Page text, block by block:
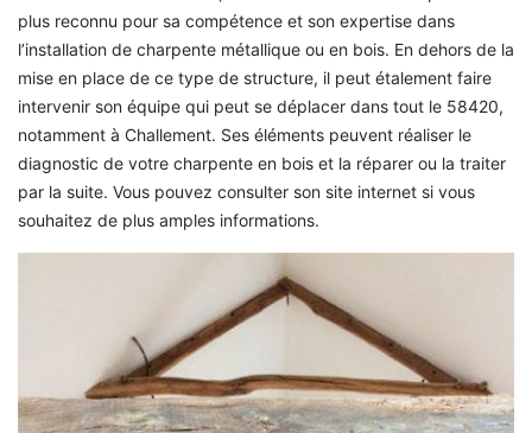
plus reconnu pour sa compétence et son expertise dans
l’installation de charpente métallique ou en bois. En dehors de la
mise en place de ce type de structure, il peut étalement faire
intervenir son équipe qui peut se déplacer dans tout le 58420,
notamment à Challement. Ses éléments peuvent réaliser le
diagnostic de votre charpente en bois et la réparer ou la traiter
par la suite. Vous pouvez consulter son site internet si vous
souhaitez de plus amples informations.